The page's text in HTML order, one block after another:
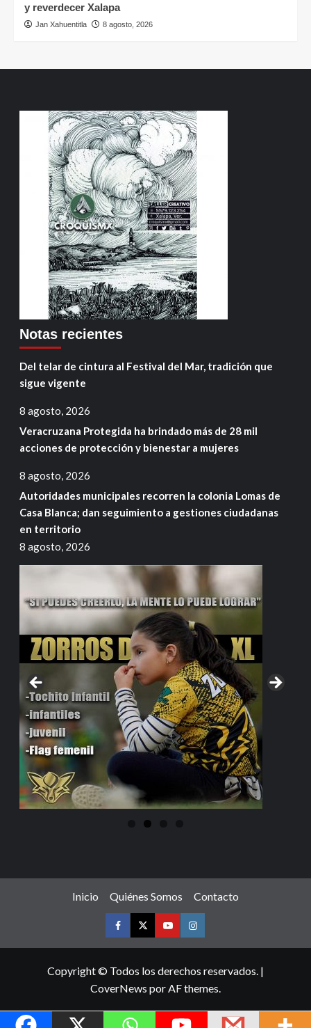
y reverdecer Xalapa
Jan Xahuentitla 8 agosto, 2026
Notas recientes
Del telar de cintura al Festival del Mar, tradición que
sigue vigente
8 agosto, 2026
Veracruzana Protegida ha brindado más de 28 mil
acciones de protección y bienestar a mujeres
8 agosto, 2026
Autoridades municipales recorren la colonia Lomas de
Casa Blanca; dan seguimiento a gestiones ciudadanas
en territorio
8 agosto, 2026
Inicio Quiénes Somos Contacto
Copyright © Todos los derechos reservados. |
CoverNews por AF themes.